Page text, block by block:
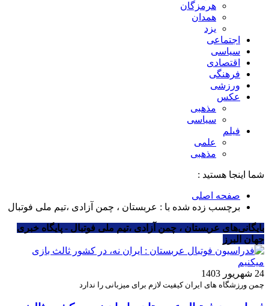
هرمزگان
همدان
یزد
اجتماعی
سیاسی
اقتصادی
فرهنگی
ورزشی
عکس
مذهبی
سیاسی
فیلم
علمی
مذهبی
شما اینجا هستید :
صفحه اصلی
برچسب زده شده با : عربستان ، چمن آزادی ،تیم ملی فوتبال
بایگانی‌های عربستان ، چمن آزادی ،تیم ملی فوتبال - پایگاه خبری
جهان البرز
24 شهریور 1403
چمن ورزشگاه های ایران کیفیت لازم برای میزبانی را ندارد